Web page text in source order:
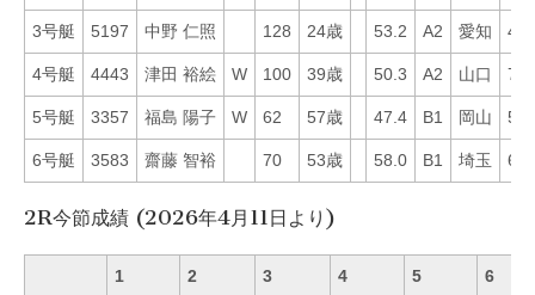
3号艇 5197 中野 仁照 128 24歳 53.2 A2 愛知 46
4号艇 4443 津田 裕絵 W 100 39歳 50.3 A2 山口 71
5号艇 3357 福島 陽子 W 62 57歳 47.4 B1 岡山 53
6号艇 3583 齋藤 智裕 70 53歳 58.0 B1 埼玉 66
2R今節成績 (2026年4月11日より)
1 2 3 4 5 6